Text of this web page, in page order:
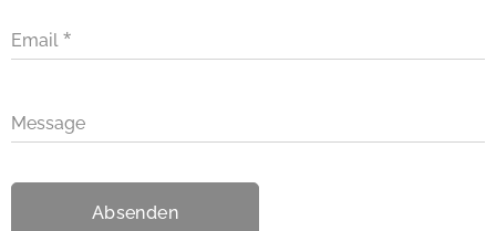
Email
Message
Absenden